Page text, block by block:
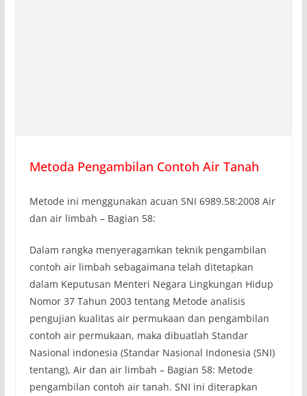
Metoda Pengambilan Contoh Air Tanah
Metode ini menggunakan acuan SNI 6989.58:2008 Air
dan air limbah – Bagian 58:
Dalam rangka menyeragamkan teknik pengambilan
contoh air limbah sebagaimana telah ditetapkan
dalam Keputusan Menteri Negara Lingkungan Hidup
Nomor 37 Tahun 2003 tentang Metode analisis
pengujian kualitas air permukaan dan pengambilan
contoh air permukaan, maka dibuatlah Standar
Nasional indonesia (Standar Nasional Indonesia (SNI)
tentang), Air dan air limbah – Bagian 58: Metode
pengambilan contoh air tanah. SNI ini diterapkan